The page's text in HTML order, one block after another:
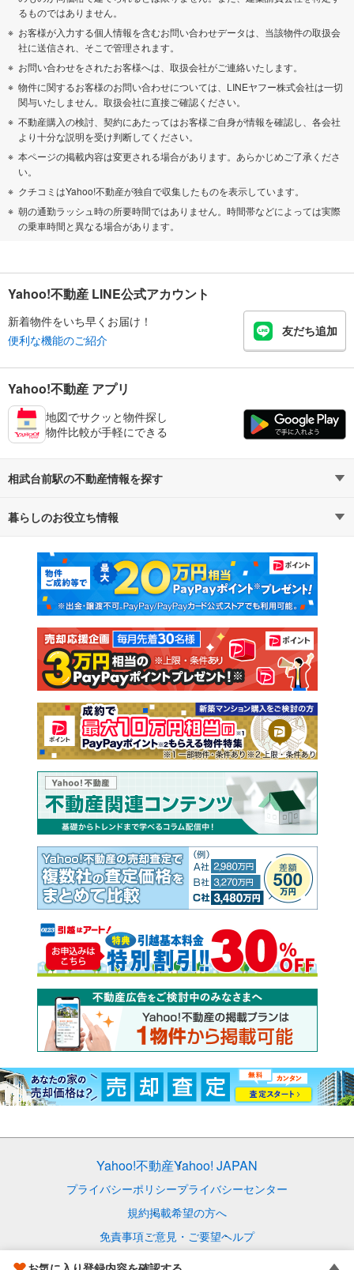
るものではありません。
お客様が入力する個人情報を含むお問い合わせデータは、当該物件の取扱会
社に送信され、そこで管理されます。
お問い合わせをされたお客様へは、取扱会社がご連絡いたします。
物件に関するお客様のお問い合わせについては、LINEヤフー株式会社は一切
関与いたしません。取扱会社に直接ご確認ください。
不動産購入の検討、契約にあたってはお客様ご自身が情報を確認し、各会社
より十分な説明を受け判断してください。
本ページの掲載内容は変更される場合があります。あらかじめご了承くださ
い。
クチコミはYahoo!不動産が独自で収集したものを表示しています。
朝の通勤ラッシュ時の所要時間ではありません。時間帯などによっては実際
の乗車時間と異なる場合があります。
Yahoo!不動産 LINE公式アカウント
新着物件をいち早くお届け！
便利な機能のご紹介
友だち追加
Yahoo!不動産 アプリ
地図でサクッと物件探し
物件比較が手軽にできる
相武台前駅の不動産情報を探す
不動産・住宅
新築マンション 中古マンション
新築一戸建て 中古一戸建て
注文住宅 土地
売却査定
暮らしのお役立ち情報
マンションカタログ 教えて！住まいの先生
Yahoo!不動産Yahoo! JAPAN
プライバシーポリシープライバシーセンター
規約掲載希望の方へ
免責事項ご意見・ご要望ヘルプ
© LY Corporation